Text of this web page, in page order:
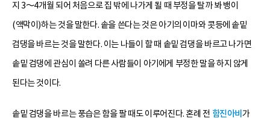
지 3～4개월 되어 처음으로 집 밖에 나가게 될 때 부정을 탈까 봐 뱅이
(액막이)하는 것을 말한다. 솥을 쓴다는 것은 아기의 이마와 콧등에 솥밑
검댕을 바르는 것을 말한다. 이는 나들이 할 때 솥밑 검댕을 바르고 나가면
솥밑 검댕에 관심이 쏠려 다른 사람들이 아기에게 부정한 말을 하지 않게
된다는 것이다.
솥밑 검댕을 바르는 풍습은 함을 팔 때도 이루어진다. 혼례 전 함진아비가